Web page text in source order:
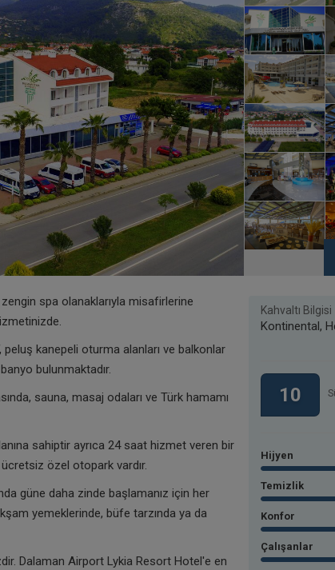
zengin spa olanaklarıyla misafirlerine
peluş kanepeli oturma alanları ve balkonlar
bulunmaktadır.
sauna, masaj odaları ve Türk hamamı
sahiptir ayrıca 24 saat hizmet veren bir
özel otopark vardır.
güne daha zinde başlamanız için her
yemeklerinde, büfe tarzında ya da
Dalaman Airport Lykia Resort Hotel'e en
Kahvaltı Bilgisi
Kontinental,
10
Hijyen
Temizlik
Konfor
Çalışanlar